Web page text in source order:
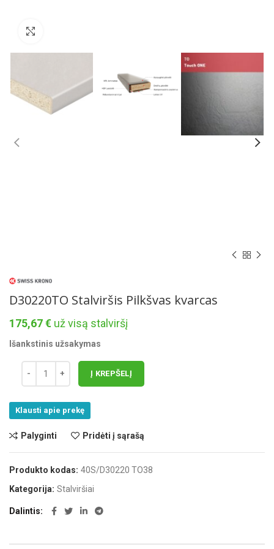
D30220TO Stalviršis Pilkšvas kvarcas
175,67€ už visą stalviršį
Išankstinis užsakymas
Į KREPŠELĮ
Klausti apie prekę
Palyginti Pridėti į sąrašą
Produkto kodas: 40S/D30220 TO38
Kategorija: Stalviršiai
Dalintis